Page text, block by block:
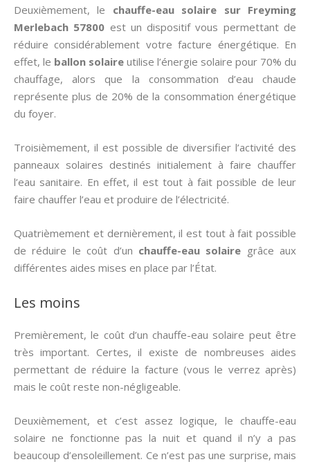
Deuxièmement, le chauffe-eau solaire sur Freyming
Merlebach 57800 est un dispositif vous permettant de
réduire considérablement votre facture énergétique. En
effet, le ballon solaire utilise l’énergie solaire pour 70% du
chauffage, alors que la consommation d’eau chaude
représente plus de 20% de la consommation énergétique
du foyer.
Troisièmement, il est possible de diversifier l’activité des
panneaux solaires destinés initialement à faire chauffer
l’eau sanitaire. En effet, il est tout à fait possible de leur
faire chauffer l’eau et produire de l’électricité.
Quatrièmement et dernièrement, il est tout à fait possible
de réduire le coût d’un chauffe-eau solaire grâce aux
différentes aides mises en place par l’État.
Les moins
Premièrement, le coût d’un chauffe-eau solaire peut être
très important. Certes, il existe de nombreuses aides
permettant de réduire la facture (vous le verrez après)
mais le coût reste non-négligeable.
Deuxièmement, et c’est assez logique, le chauffe-eau
solaire ne fonctionne pas la nuit et quand il n’y a pas
beaucoup d’ensoleillement. Ce n’est pas une surprise, mais